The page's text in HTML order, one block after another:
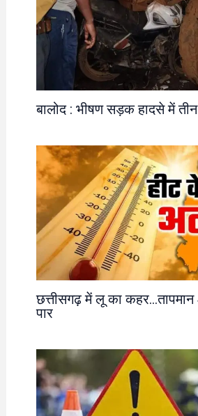
बालोद : भीषण सड़क हादसे में तीन
छत्तीसगढ़ में लू का कहर…तापमान
पार